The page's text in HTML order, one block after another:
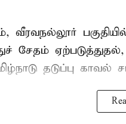
வீரவநல்லூர்
சேதம்
தடுப்பு காவல்